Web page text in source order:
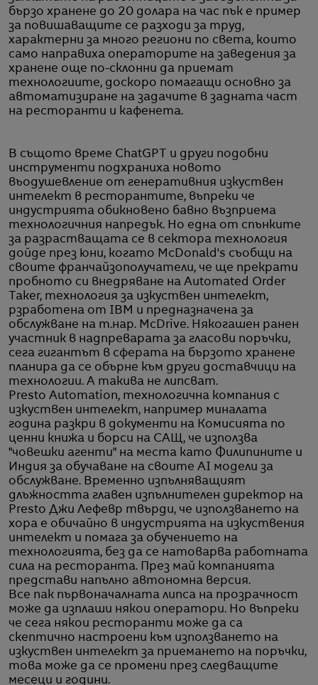
бързо хранене до 20 долара на час пък е пример
за повишаващите се разходи за труд,
характерни за много региони по света, които
само направиха операторите на заведения за
хранене още по-склонни да приемат
технологиите, доскоро помагащи основно за
автоматизиране на задачите в задната част
на ресторанти и кафенета.
В същото време ChatGPT и други подобни
инструменти подхраниха новото
въодушевление от генеративния изкуствен
интелект в ресторантите, въпреки че
индустрията обикновено бавно възприема
технологичния напредък. Но една от спънките
за разрастващата се в сектора технология
дойде през юни, когато McDonald's съобщи на
своите франчайзополучатели, че ще прекрати
пробното си внедряване на Automated Order
Taker, технология за изкуствен интелект,
рзработена от IBM и предназначена за
обслужване на т.нар. McDrive. Някогашен ранен
участник в надпреварата за гласови поръчки,
сега гигантът в сферата на бързото хранене
планира да се обърне към други доставчици на
технологии. А такива не липсват.
Presto Automation, технологична компания с
изкуствен интелект, например миналата
година разкри в документи на Комисията по
ценни книжа и борси на САЩ, че използва
"човешки агенти" на места като Филипините и
Индия за обучаване на своите AI модели за
обслужване. Временно изпълняващият
длъжността главен изпълнителен директор на
Presto Джи Лефевр твърди, че използването на
хора е обичайно в индустрията на изкуствения
интелект и помага за обучението на
технологията, без да се натоварва работната
сила на ресторанта. През май компанията
представи напълно автономна версия.
Все пак първоначалната липса на прозрачност
може да изплаши някои оператори. Но въпреки
че сега някои ресторанти може да са
скептично настроени към използването на
изкуствен интелект за приемането на поръчки,
това може да се промени през следващите
месеци и години.